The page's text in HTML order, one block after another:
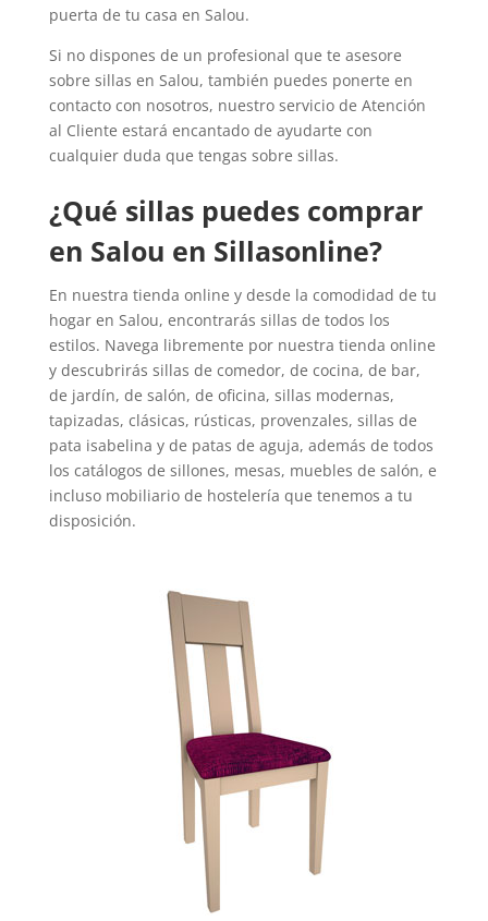
puerta de tu casa en Salou.
Si no dispones de un profesional que te asesore
sobre sillas en Salou, también puedes ponerte en
contacto con nosotros, nuestro servicio de Atención
al Cliente estará encantado de ayudarte con
cualquier duda que tengas sobre sillas.
¿Qué sillas puedes comprar
en Salou en Sillasonline?
En nuestra tienda online y desde la comodidad de tu
hogar en Salou, encontrarás sillas de todos los
estilos. Navega libremente por nuestra tienda online
y descubrirás sillas de comedor, de cocina, de bar,
de jardín, de salón, de oficina, sillas modernas,
tapizadas, clásicas, rústicas, provenzales, sillas de
pata isabelina y de patas de aguja, además de todos
los catálogos de sillones, mesas, muebles de salón, e
incluso mobiliario de hostelería que tenemos a tu
disposición.